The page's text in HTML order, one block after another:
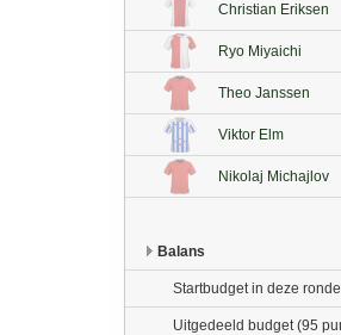
Christian Eriksen
Ryo Miyaichi
Theo Janssen
Viktor Elm
Nikolaj Michajlov
Balans
Startbudget in deze ronde
Uitgedeeld budget (95